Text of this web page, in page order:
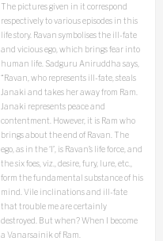
The pictures given in it correspond
respectively to various episodes in this
life story. Ravan symbolises the ill-fate
and vicious ego, which brings fear into
human life. Sadguru Aniruddha says,
“Ravan, who represents ill-fate, steals
Janaki and takes her away from Ram.
Janaki represents peace and
contentment. However, it is Ram who
brings about the end of Ravan. The
ego, as in the ‘I’, is Ravan’s life force, and
the six foes, viz., desire, fury, lure, etc.,
form the fundamental substance of his
mind. Vile inclinations and ill-fate
that trouble me are certainly
destroyed. But when? When I become
a Vanarsainik of Ram.